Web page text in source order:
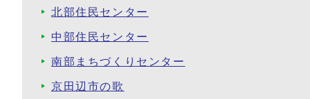
北部住民センター
中部住民センター
南部まちづくりセンター
京田辺市の歌